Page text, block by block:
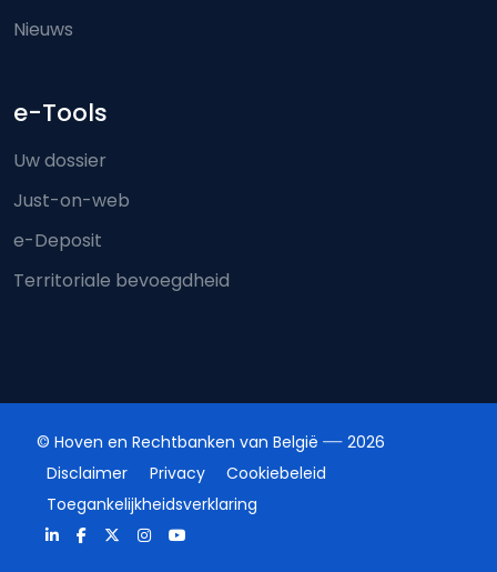
Nieuws
e-Tools
Uw dossier
Just-on-web
e-Deposit
Territoriale bevoegdheid
© Hoven en Rechtbanken van België
2026
Disclaimer
Privacy
Cookiebeleid
Toegankelijkheidsverklaring